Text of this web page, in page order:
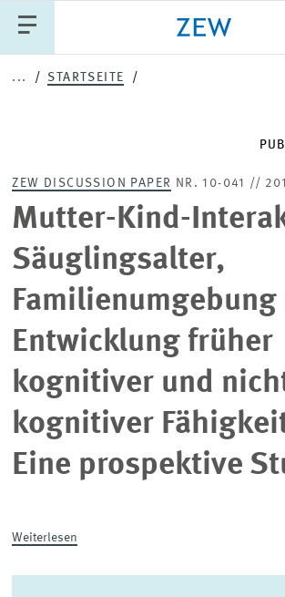
... STARTSEITE
ZEW
ZEW-GUTACHTEN UND
(EXTERNE)
Mutter-Kind-
Säuglingsalter,
Familienumgebung
Entwicklung früher
kognitiver und
kognitiver
Eine prospektive
ZEW DISCUSSION PAPER NR. 10-041 //
Weiterlesen